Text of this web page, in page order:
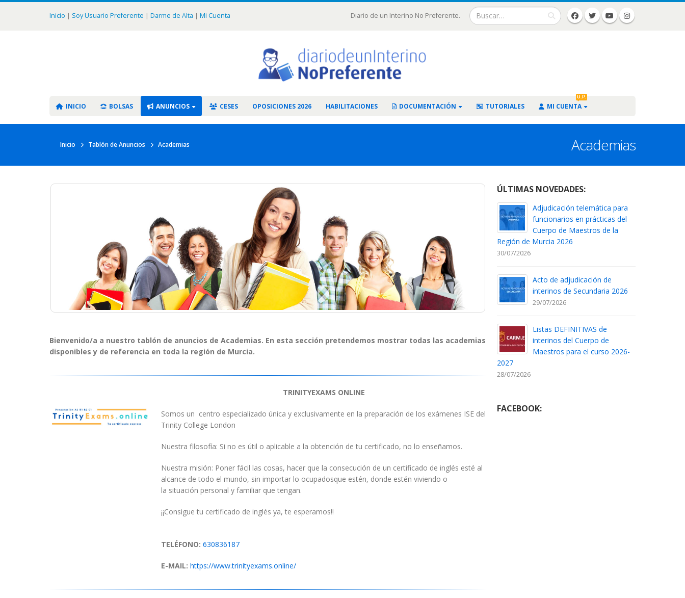
Inicio | Soy Usuario Preferente | Darme de Alta | Mi Cuenta Diario de un Interino No Preferente.
INICIO BOLSAS ANUNCIOS CESES OPOSICIONES 2026 HABILITACIONES DOCUMENTACIÓN TUTORIALES MI CUENTA
U.P.
Academias
Inicio Tablón de Anuncios Academias
Bienvenido/a a nuestro tablón de anuncios de Academias. En esta sección pretendemos mostrar todas las academias
disponibles y de referencia en toda la región de Murcia.
TRINITYEXAMS ONLINE
Somos un centro especializado única y exclusivamente en la preparación de los exámenes ISE del
Trinity College London
Nuestra filosofía: Si no es útil o aplicable a la obtención de tu certificado, no lo enseñamos.
Nuestra misión: Ponerfácil las cosas, hacer que la consecución de un certificado de inglés esté al
alcance de todo el mundo, sin importar lo ocupadosque estén, donde estén viviendo o
la situaciónpersonal y familiar que tengan.
¡¡Consigue tu certificado de inglés ya, te esperamos!!
TELÉFONO: 630836187
E-MAIL:https://www.trinityexams.online/
ÚLTIMAS NOVEDADES:
Adjudicación telemática para
funcionarios en prácticas del
Cuerpo de Maestros de la
Región de Murcia 2026
30/07/2026
Acto de adjudicación de
interinos de Secundaria 2026
29/07/2026
Listas DEFINITIVAS de
interinos del Cuerpo de
Maestros para el curso 2026-
2027
28/07/2026
FACEBOOK: